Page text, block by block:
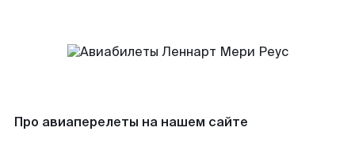
Про авиаперелеты на нашем сайте